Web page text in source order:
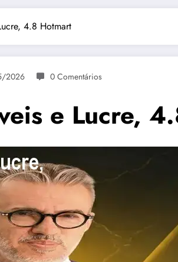
4.8 Hotmart
2026 0 Comentários
e Lucre,